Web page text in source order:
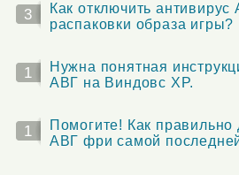
3
Как отключить антивирус
распаковки образа игры?
1
Нужна понятная
АВГ на Виндовс XP.
1
Помогите! Как правильно
АВГ фри самой